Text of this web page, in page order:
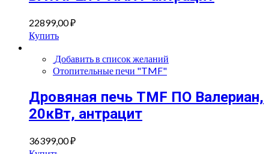
22899,00₽
Купить
Добавить в список желаний
Отопительные печи "TMF"
Дровяная печь TMF ПО Валериан,
20кВт, антрацит
36399,00₽